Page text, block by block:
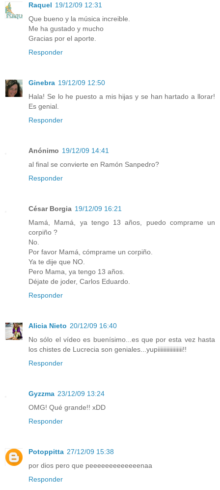
Raquel 19/12/09 12:31
Que bueno y la música increible.
Me ha gustado y mucho
Gracias por el aporte.
Responder
Ginebra 19/12/09 12:50
Hala! Se lo he puesto a mis hijas y se han hartado a llorar!
Es genial.
Responder
Anónimo 19/12/09 14:41
al final se convierte en Ramón Sanpedro?
Responder
César Borgia 19/12/09 16:21
Mamá, Mamá, ya tengo 13 años, puedo comprame un
corpiño ?
No.
Por favor Mamá, cómprame un corpiño.
Ya te dije que NO.
Pero Mama, ya tengo 13 años.
Déjate de joder, Carlos Eduardo.
Responder
Alicia Nieto 20/12/09 16:40
No sólo el vídeo es buenísimo...es que por esta vez hasta
los chistes de Lucrecia son geniales...yupiiiiiiiiiiiiiiiii!!
Responder
Gyzzma 23/12/09 13:24
OMG! Qué grande!! xDD
Responder
Potoppitta 27/12/09 15:38
por dios pero que peeeeeeeeeeeeenaa
Responder